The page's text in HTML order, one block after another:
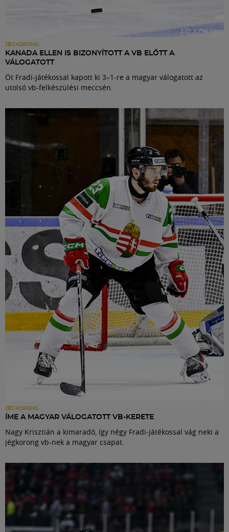
JÉGKORONG
KANADA ELLEN IS BIZONYÍTOTT A VB ELŐTT A
VÁLOGATOTT
Öt Fradi-játékossal kapott ki 3–1-re a magyar válogatott az
utolsó vb-felkészülési meccsén.
JÉGKORONG
ÍME A MAGYAR VÁLOGATOTT VB-KERETE
Nagy Krisztián a kimaradó, így négy Fradi-játékossal vág neki a
jégkorong vb-nek a magyar csapat.